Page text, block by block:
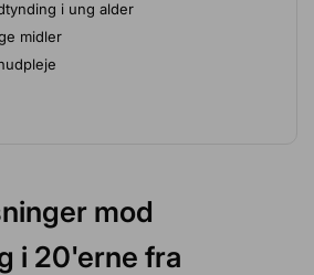
i ung alder
midler
Bodycare
mod
i 20'erne fra